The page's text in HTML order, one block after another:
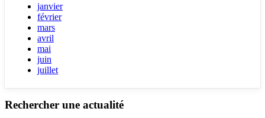
janvier
février
mars
avril
mai
juin
juillet
Rechercher une actualité